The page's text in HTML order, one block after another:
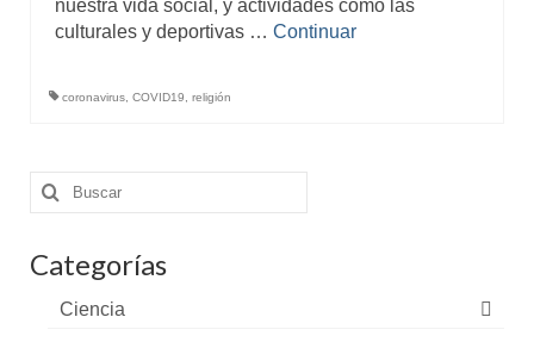
nuestra vida social, y actividades como las
culturales y deportivas … Continuar
coronavirus COVID19 religión
Buscar
por:
Categorías
Ciencia